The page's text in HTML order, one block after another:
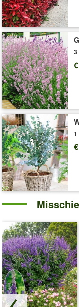
plant wordt 75 tot 90
water nodig.
De levering volgt
Art.nr.:9733
Levering omvat:9x9
'Reuzenlavendel'